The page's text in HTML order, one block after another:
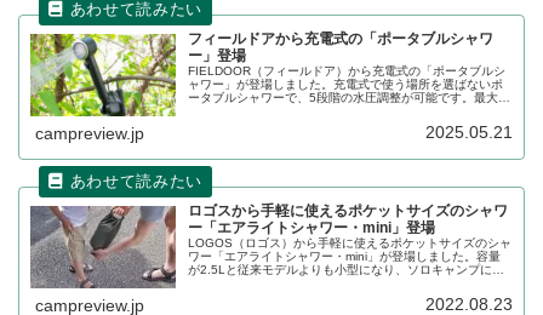
フィールドアから充電式の「ポータブルシャワ
ー」登場
FIELDOOR（フィールドア）から充電式の「ポータブルシ
ャワー」が登場しました。充電式で使う場所を選ばないポ
ータブルシャワーで、5段階の水圧調整が可能です。最大水
campreview.jp 2025.05.21
ロゴスから手軽に使えるポケットサイズのシャワ
ー「エアライトシャワー・mini」登場
LOGOS（ロゴス）から手軽に使えるポケットサイズのシャ
ワー「エアライトシャワー・mini」が登場しました。容量
が2.5Lと従来モデルよりも小型になり、ソロキャンプにも
campreview.jp 2022.08.23